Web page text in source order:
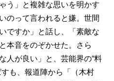
う」と複雑な思いを明かす
のって言われると嫌。世間
ですか」と話し、「素敵な
本音をのぞかせた。さら
人が良い」と、芸能界の“料
も、報道陣から「（木村